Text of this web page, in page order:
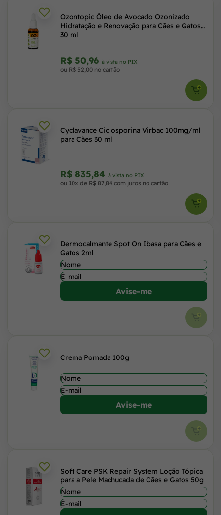
Ozontopic Óleo de Avocado Ozonizado
Hidratação e Renovação para Cães e Gatos
30 ml
R$ 50,96 à vista no PIX
ou R$ 52,00 no cartão
Cyclavance Ciclosporina Virbac 100mg/ml
para Cães 30 ml
R$ 835,84 à vista no PIX
ou 10x de R$ 87,84 com juros no cartão
Dermocalmante Spot On Ibasa para Cães e
Gatos 2ml
Avise-me
Crema Pomada 100g
Avise-me
Soft Care PSK Repair System Loção Tópica
para a Pele Machucada de Cães e Gatos 50g